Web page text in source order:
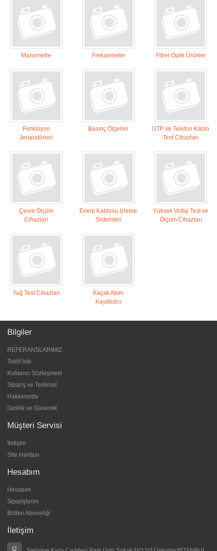
Manometre Frekasmetre Fiber Optik Ürünler
Fonksiyon
Jenaratörleri
Basınç Ölçerler
UTP ve Telefon Kablo
Test Cihazları
Çevre Ölçüm
Cihazları
Enerji Kablosu İzleme
Sistemleri
Yüksek Voltaj Test ve
Ölçüm Cihazları
Yağ Test Cihazları
Kaçak Akım
Kaydedici
Bilgiler
REFERANSLARIMIZ
Teklif İste
Kullanıcı Sözleşmesi
Sipariş ve Teslimat
Hakkımızda
Gizlilik ve Güvenlik
Müşteri Servisi
İletişim
Site Haritası
Hesabım
Hesabım
Siparişlerim
Bülten Aboneliği
İletişim